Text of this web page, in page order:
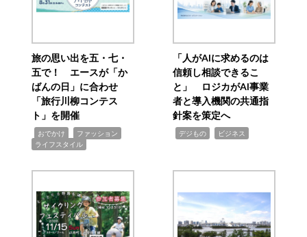
旅の思い出を五・七・
五で！ エースが「か
ばんの日」に合わせ
「旅行川柳コンテス
ト」を開催
おでかけ ファッション
ライフスタイル
「人がAIに求めるのは
信頼し相談できるこ
と」 ロジカがAI事業
者と導入機関の共通指
針案を策定へ
デジもの ビジネス